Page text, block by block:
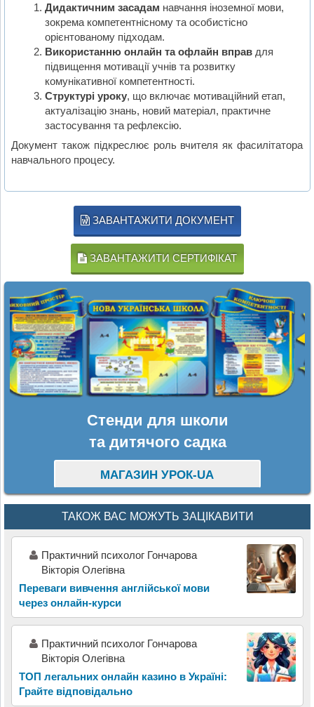
Дидактичним засадам навчання іноземної мови,
зокрема компетентнісному та особистісно
орієнтованому підходам.
Використанню онлайн та офлайн вправдля
підвищення мотивації учнів та розвитку
комунікативної компетентності.
Структурі уроку, що включає мотиваційний етап,
актуалізацію знань, новий матеріал, практичне
застосування та рефлексію.
Документ також підкреслює роль вчителя як фасилітатора
навчального процесу.
ЗАВАНТАЖИТИ ДОКУМЕНТ
ЗАВАНТАЖИТИ СЕРТИФІКАТ
Стенди для школи
та дитячого садка
МАГАЗИН УРОК-UA
ТАКОЖ ВАС МОЖУТЬ ЗАЦІКАВИТИ
Практичний психолог Гончарова
Вікторія Олегівна
Переваги вивчення англійської мови
через онлайн-курси
Практичний психолог Гончарова
Вікторія Олегівна
ТОП легальних онлайн казино в Україні:
Грайте відповідально